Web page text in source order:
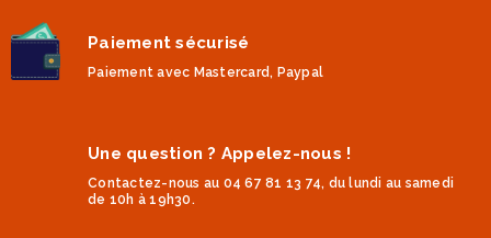
Paiement sécurisé
Paiement avec Mastercard, Paypal
Une question ? Appelez-nous !
Contactez-nous au 04 67 81 13 74, du lundi au samedi
de 10h à 19h30.